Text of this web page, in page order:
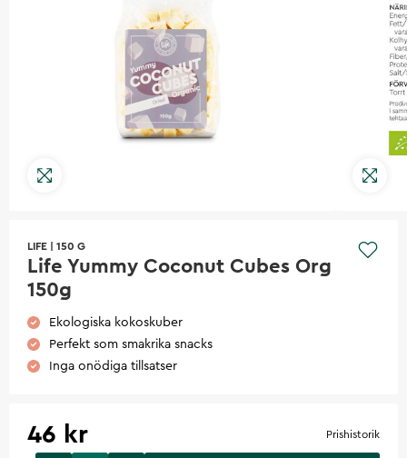
LIFE 150 G
Life Yummy Coconut Cubes Org
150g
Ekologiska kokoskuber
Perfekt som smakrika snacks
Inga onödiga tillsatser
46 kr Prishistorik